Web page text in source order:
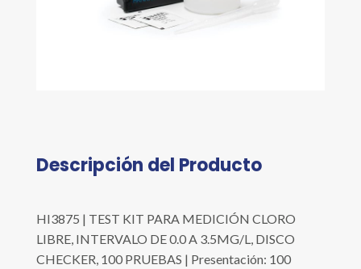
Descripción del Producto
HI3875 | TEST KIT PARA MEDICIÓN CLORO
LIBRE, INTERVALO DE 0.0 A 3.5MG/L, DISCO
CHECKER, 100 PRUEBAS | Presentación: 100